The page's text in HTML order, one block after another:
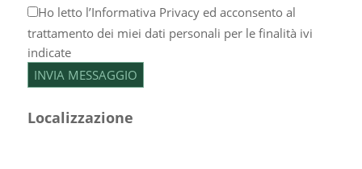
Ho letto l’Informativa Privacyed acconsento al
trattamento dei miei dati personali per le finalità ivi
indicate
Localizzazione